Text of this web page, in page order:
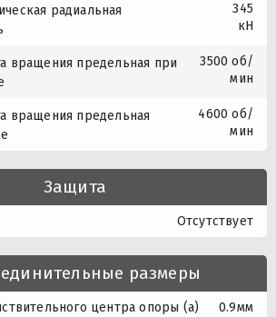
радиальная
345
кН
вращения предельная при
3500 об/
мин
вращения предельная
4600 об/
мин
Защита
Отсутствует
размеры
центра опоры (a) 0.9мм